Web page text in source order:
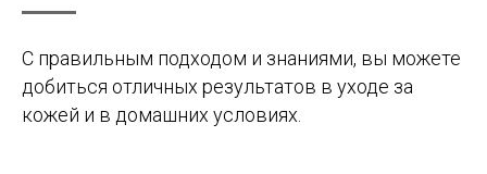
С правильным подходом и знаниями, вы можете
добиться отличных результатов в уходе за
кожей и в домашних условиях.